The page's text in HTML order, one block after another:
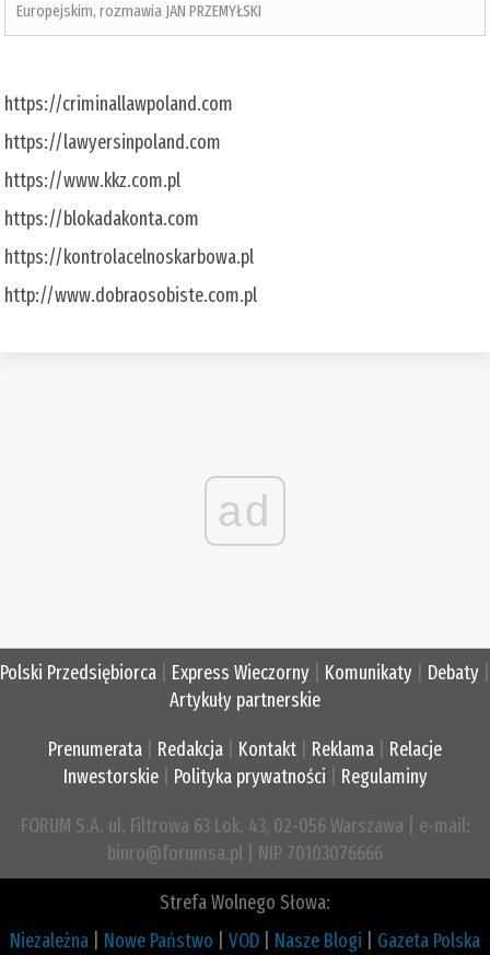
Europejskim, rozmawia JAN PRZEMYŁSKI
https://criminallawpoland.com
https://lawyersinpoland.com
https://www.kkz.com.pl
https://blokadakonta.com
https://kontrolacelnoskarbowa.pl
http://www.dobraosobiste.com.pl
ad
Polski Przedsiębiorca Express Wieczorny Komunikaty Debaty
Artykuły partnerskie
Prenumerata Redakcja Kontakt Reklama
Relacje
Inwestorskie| Polityka prywatności Regulaminy
FORUM S.A. ul. Filtrowa 63 Lok. 43, 02-056 Warszawa | e-mail:
biuro@forumsa.pl | NIP 70103076666
Strefa Wolnego Słowa:
Niezależna
Nowe Państwo VOD Nasze Blogi Gazeta Polska